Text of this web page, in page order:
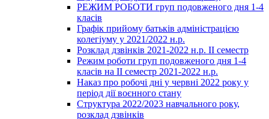
РЕЖИМ РОБОТИ груп подовженого дня 1-4
класів
Графік прийому батьків адміністрацією
колегіуму у 2021/2022 н.р.
Розклад дзвінків 2021-2022 н.р. ІІ семестр
Режим роботи груп подовженого дня 1-4
класів на ІІ семестр 2021-2022 н.р.
Наказ про робочі дні у червні 2022 року у
період дії воєнного стану
Структура 2022/2023 навчального року,
розклад дзвінків